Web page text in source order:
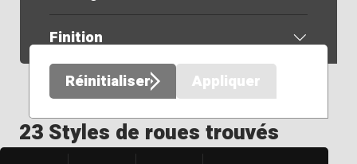
Finition
Réinitialiser
Appliquer
23 Styles de roues trouvés